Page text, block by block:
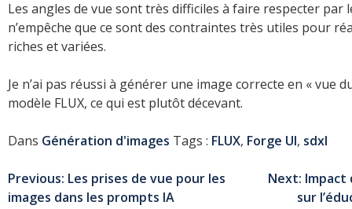
Les angles de vue sont très difficiles à faire respecter par
n’empêche que ce sont des contraintes très utiles pour
riches et variées.
Je n’ai pas réussi à générer une image correcte en « vue
modèle FLUX, ce qui est plutôt décevant.
Dans Génération d'images Tags : FLUX, Forge UI, sdxl
Navigation
Previous: Les prises de vue pour les
images dans les prompts IA
Next: Impact
sur